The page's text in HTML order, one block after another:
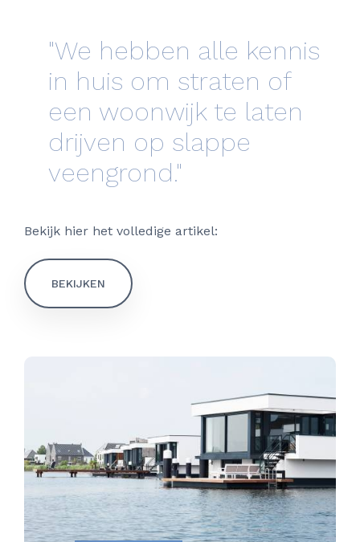
"We hebben alle kennis
in huis om straten of
een woonwijk te laten
drijven op slappe
veengrond."
Bekijk hier het volledige artikel:
BEKIJKEN